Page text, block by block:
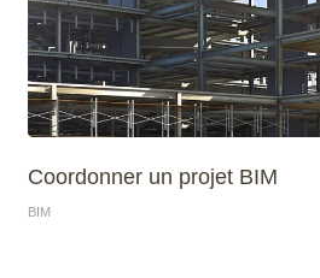
Coordonner un projet BIM
BIM